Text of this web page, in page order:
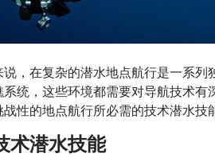
，在复杂的潜水地点航行是一系
统，这些环境都需要对导航技术有
性的地点航行所必需的技术潜水技
术潜水技能